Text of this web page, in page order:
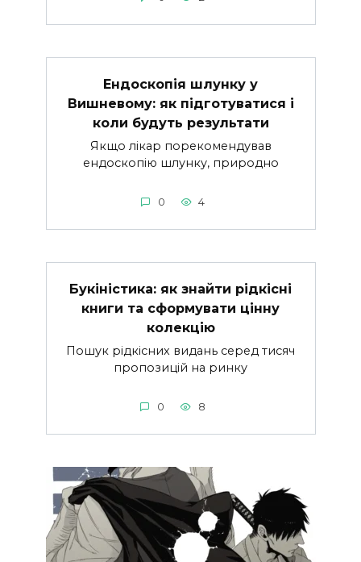
Ендоскопія шлунку у
Вишневому: як підготуватися і
коли будуть результати
Якщо лікар порекомендував
ендоскопію шлунку, природно
0 4
Букіністика: як знайти рідкісні
книги та сформувати цінну
колекцію
Пошук рідкісних видань серед тисяч
пропозицій на ринку
0 8